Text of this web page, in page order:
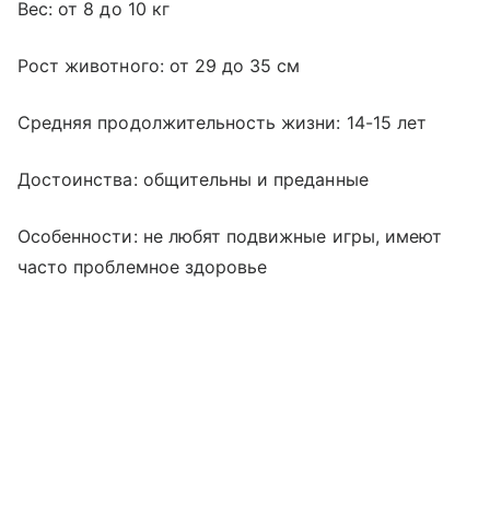
Вес: от 8 до 10 кг
Рост животного: от 29 до 35 см
Средняя продолжительность жизни: 14-15 лет
Достоинства: общительны и преданные
Особенности: не любят подвижные игры, имеют
часто проблемное здоровье